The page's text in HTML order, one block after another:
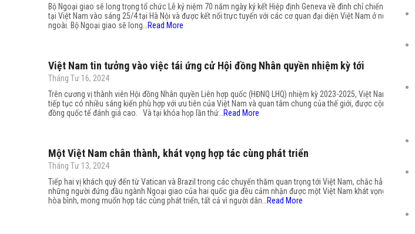
Bộ Ngoại giao sẽ long trọng tổ chức Lễ kỷ niệm 70 năm ngày ký kết Hiệp định Geneva về đình chỉ chiến sự
tại Việt Nam vào sáng 25/4 tại Hà Nội và được kết nối trực tuyến với các cơ quan đại diện Việt Nam ở nước
ngoài. Bộ Ngoại giao sẽ long…
Read More
Việt Nam tin tưởng vào việc tái ứng cử Hội đồng Nhân quyền nhiệm kỳ tới
Tháng Tư 16, 2024
Trên cương vị thành viên Hội đồng Nhân quyền Liên hợp quốc (HĐNQ LHQ) nhiệm kỳ 2023-2025, Việt Nam
tiếp tục có nhiều sáng kiến phù hợp với ưu tiên của Việt Nam và quan tâm chung của thế giới, được cộng
đồng quốc tế đánh giá cao. Và tại khóa họp lần thứ…
Read More
Một Việt Nam chân thành, khát vọng hợp tác cùng phát triển
Tháng Tư 13, 2024
Tiếp hai vị khách quý đến từ Vatican và Brazil trong các chuyến thăm quan trọng tới Việt Nam, chắc hẳn
những người đứng đầu ngành Ngoại giao của hai quốc gia đều cảm nhận được một Việt Nam khát vọng
hòa bình, mong muốn hợp tác cùng phát triển, tất cả vì người dân…
Read More